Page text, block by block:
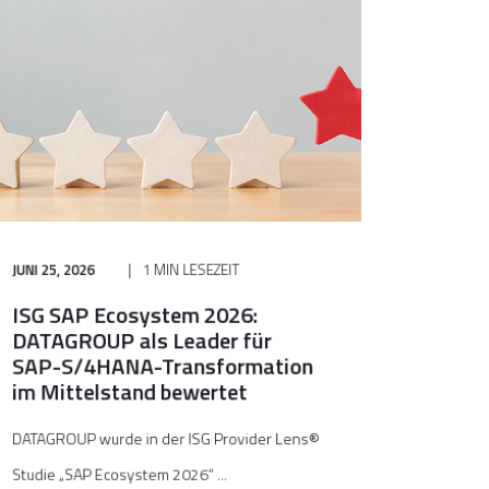
JUNI 25, 2026 1 MIN LESEZEIT
ISG SAP Ecosystem 2026:
DATAGROUP als Leader für
SAP-S/4HANA-Transformation
im Mittelstand bewertet
DATAGROUP wurde in der ISG Provider Lens®
Studie „SAP Ecosystem 2026“ ...